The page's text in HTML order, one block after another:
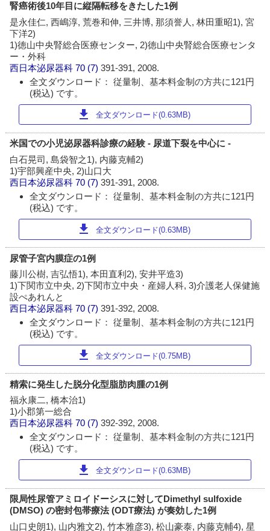
腎癌術後10年目に縦隔転移をきたした1例
是永佳仁, 西嶋淳, 荒巻和伸, 三井博, 那須誉人, 林田重昭1), 宮
下洋2)
1)徳山中央腎総合医療センター, 2)徳山中央腎総合医療センタ
ー・外科
西日本泌尿器科 70 (7)391-391, 2008.
全文ダウンロード： 従量制、基本料金制の方共に121円
(税込) です。
download 全文ダウンロード(0.63MB)
米国での小児泌尿器科診療の経験 - 尿道下裂を中心に -
白石晃司, 島袋智之1), 内藤克輔2)
1)宇部興産中央, 2)山口大
西日本泌尿器科 70 (7)391-391, 2008.
全文ダウンロード： 従量制、基本料金制の方共に121円
(税込) です。
download 全文ダウンロード(0.63MB)
尿管子宮内膜症の1例
藤川公樹, 吉弘悟1), 本田直利2), 安井平造3)
1)下関市立中央, 2)下関市立中央・産婦人科, 3)介護老人保健施
設ぺあれんと
西日本泌尿器科 70 (7)391-392, 2008.
全文ダウンロード： 従量制、基本料金制の方共に121円
(税込) です。
download 全文ダウンロード(0.75MB)
精索に発生した脱分化型脂肪肉腫の1例
福永康二, 橋本治1)
1)小郡第一総合
西日本泌尿器科 70 (7)392-392, 2008.
全文ダウンロード： 従量制、基本料金制の方共に121円
(税込) です。
download 全文ダウンロード(0.63MB)
限局性尿管アミロイドーシスに対してDimethyl sulfoxide
(DMSO) の密封包帯療法 (ODT療法) が奏効した1例
山口史朗1), 山内雅文2), 竹本雅彦3), 松山豪泰, 内藤克輔4), 星